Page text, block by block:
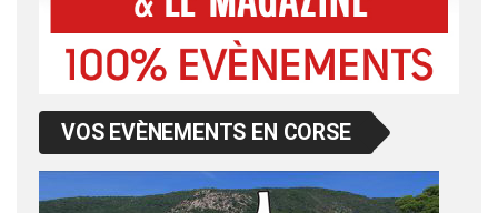
VOS EVÈNEMENTS EN CORSE